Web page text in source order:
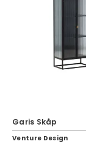
Garis Skåp
Venture Design